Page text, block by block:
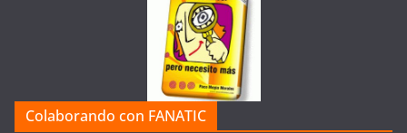
Colaborando con FANATIC